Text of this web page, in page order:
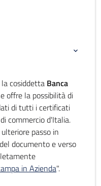
cosiddetta Banca
offre la possibilità di
di tutti i certificati
commercio d'Italia.
passo in
documento e verso
in Azienda".